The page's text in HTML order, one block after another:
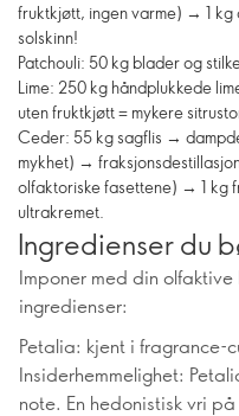
fruktkjøtt, ingen varme) → 1 kg
solskinn!
Patchouli: 50 kg blader og
Lime: 250 kg håndplukkede
uten fruktkjøtt = mykere
Ceder: 55 kg sagflis →
mykhet) →
olfaktoriske fasettene) → 1 kg
ultrakremet.
Ingredienser du
Imponer med din
ingredienser:
Petalia: kjent i fragrance-
Insiderhemmelighet:
note. En hedonistisk vri